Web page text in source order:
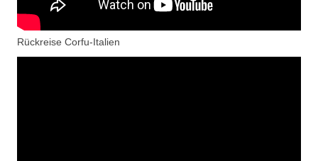
Rückreise Corfu-Italien